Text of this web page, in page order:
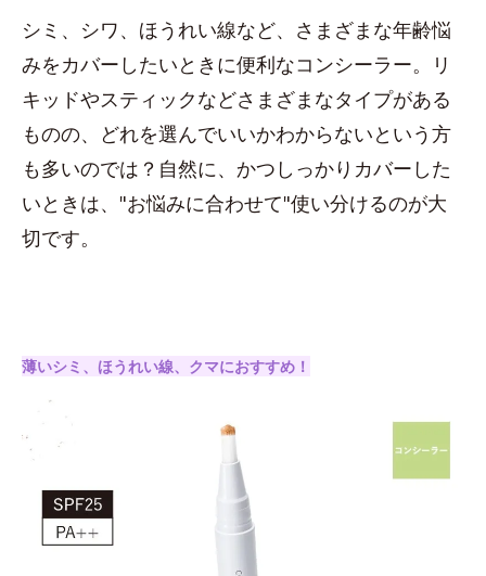
シミ、シワ、ほうれい線など、さまざまな年齢悩
みをカバーしたいときに便利なコンシーラー。リ
キッドやスティックなどさまざまなタイプがある
ものの、どれを選んでいいかわからないという方
も多いのでは？自然に、かつしっかりカバーした
いときは、"お悩みに合わせて"使い分けるのが大
切です。
薄いシミ、ほうれい線、クマにおすすめ！